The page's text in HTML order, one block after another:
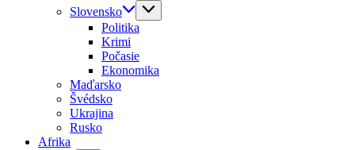
Slovensko
Politika
Krimi
Počasie
Ekonomika
Maďarsko
Švédsko
Ukrajina
Rusko
Afrika